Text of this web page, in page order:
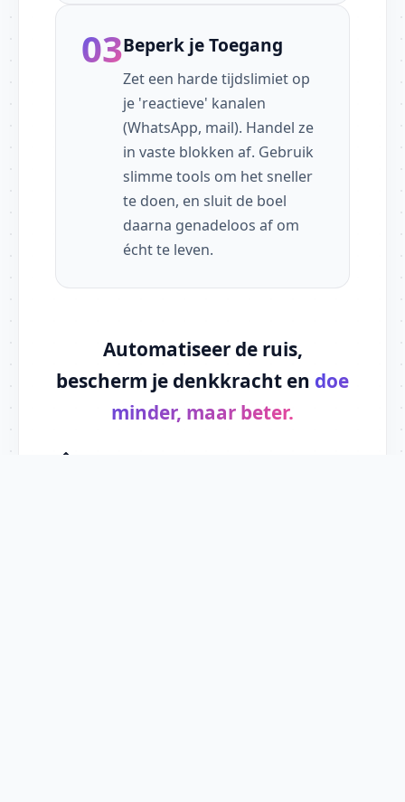
03Beperk je Toegang
Zet een harde tijdslimiet op
je 'reactieve' kanalen
(WhatsApp, mail). Handel ze
in vaste blokken af. Gebruik
slimme tools om het sneller
te doen, en sluit de boel
daarna genadeloos af om
écht te leven.
Automatiseer de ruis,
bescherm je denkkracht en doe
minder, maar beter.